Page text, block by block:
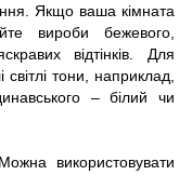
Якщо ваша кімната
вироби бежевого,
відтінків. Для
світлі тони, наприклад,
– білий чи
використовувати